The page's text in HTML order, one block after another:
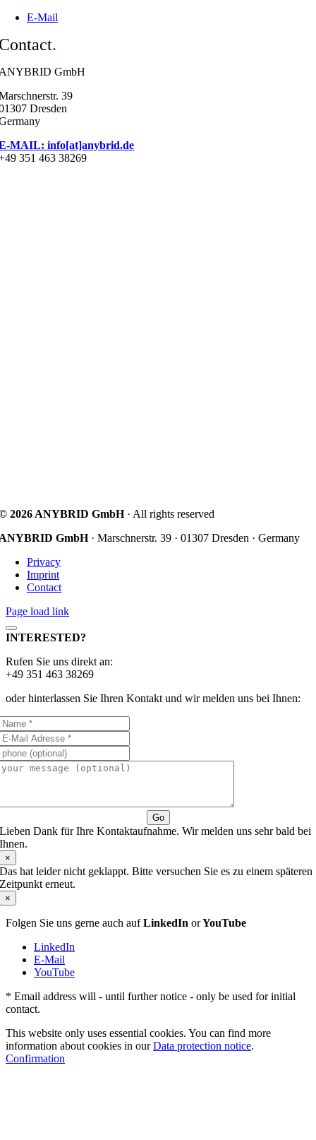
E-Mail
.
GmbH
39
Dresden
MAIL: info[at]anybrid.de
351 463 38269
2026 ANYBRID GmbH· All rights reserved
GmbH· Marschnerstr. 39 · 01307 Dresden · Germany
Privacy
Imprint
Contact
Page load link
INTERESTED?
Rufen Sie uns direkt an:
+49 351 463 38269
oder hinterlassen Sie Ihren Kontakt und wir melden uns bei Ihnen:
Go
Lieben Dank für Ihre Kontaktaufnahme. Wir melden uns sehr bald bei
Ihnen.
×
Das hat leider nicht geklappt. Bitte versuchen Sie es zu einem späteren
Zeitpunkt erneut.
×
Folgen Sie uns gerne auch aufLinkedIn orYouTube
LinkedIn
E-Mail
YouTube
* Email address will - until further notice - only be used for initial
contact.
This website only uses essential cookies. You can find more
information about cookies in ourData protection notice.
Confirmation